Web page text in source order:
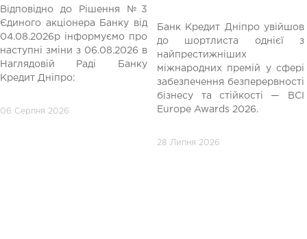
Відповідно до Рішення №3
Єдиного акціонера Банку від
04.08.2026р інформуємо про
наступні зміни з 06.08.2026 в
Наглядовій Раді Банку
Кредит Дніпро:
06 Серпня 2026
Банк Кредит Дніпро увійшов
до шортлиста однієї з
найпрестижніших
міжнародних премій у сфері
забезпечення безперервності
бізнесу та стійкості — BCI
Europe Awards 2026.
28 Липня 2026